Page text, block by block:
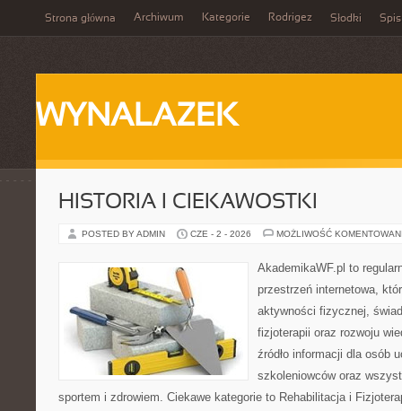
Strona główna Archiwum Kategorie Rodrigez Słodki Spis
WYNALAZEK
HISTORIA I CIEKAWOSTKI
POSTED BY ADMIN CZE - 2 - 2026 MOŻLIWOŚĆ
AkademikaWF.pl to
przestrzeń internetowa,
aktywności fizycznej,
fizjoterapii oraz rozwoju
źródło informacji dla osób
szkoleniowców oraz
sportem i zdrowiem. Ciekawe kategorie to Rehabilitacja i